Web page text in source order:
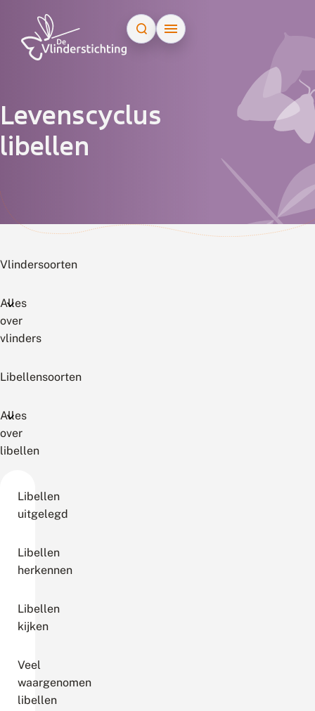
Levenscyclus
libellen
Vlindersoorten
Alles
over
vlinders
Libellensoorten
Alles
over
libellen
Libellen
uitgelegd
Libellen
herkennen
Libellen
kijken
Veel
waargenomen
libellen